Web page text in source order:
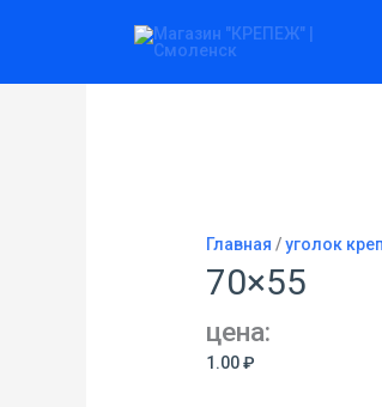
Главная /уголок
70×55
цена:
1.00₽
товара